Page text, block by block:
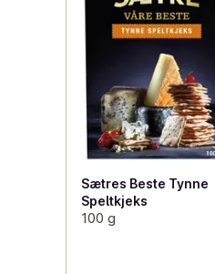
Sætres Beste Tynne
Speltkjeks
100 g